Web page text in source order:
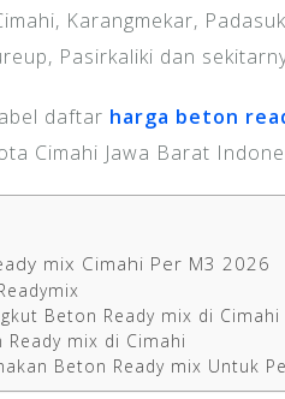
Karangmekar,
Pasirkaliki dan
daftar harga beton
Cimahi Jawa Barat
mix Cimahi Per M3 2026
Beton Ready mix di Cimahi
mix di Cimahi
Beton Ready mix Untuk